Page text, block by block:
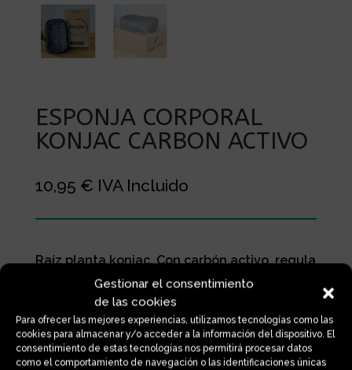
Gestionar el consentimiento
de las cookies
Para ofrecer las mejores experiencias, utilizamos tecnologías como las
cookies para almacenar y/o acceder a la información del dispositivo. El
consentimiento de estas tecnologías nos permitirá procesar datos
como el comportamiento de navegación o las identificaciones únicas
ESPONJA CORPORAL
KONJAC CARBON ACTIVO
10,95 € IVA Incluido
Raíz planta konjac. Con carbón activo, regula
el pH. Piel mixtas/grasa
ESPONJA
CORPORAL
Añadir al carrito